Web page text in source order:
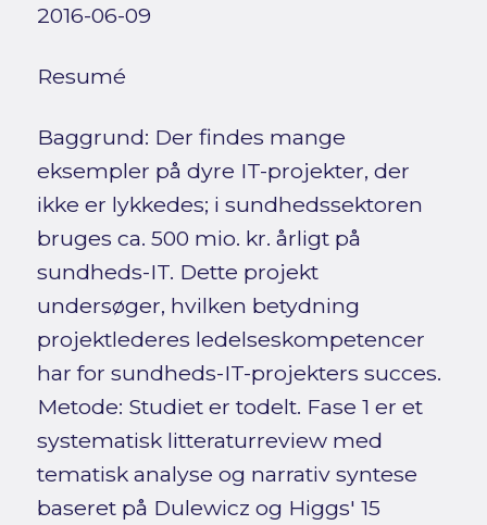
2016-06-09
Resumé
Baggrund: Der findes mange
eksempler på dyre IT-projekter, der
ikke er lykkedes; i sundhedssektoren
bruges ca. 500 mio. kr. årligt på
sundheds-IT. Dette projekt
undersøger, hvilken betydning
projektlederes ledelseskompetencer
har for sundheds-IT-projekters succes.
Metode: Studiet er todelt. Fase 1 er et
systematisk litteraturreview med
tematisk analyse og narrativ syntese
baseret på Dulewicz og Higgs' 15